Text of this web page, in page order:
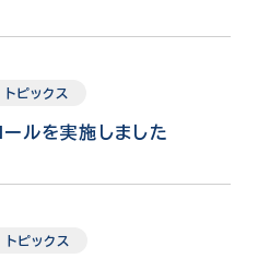
ピックス
ルを実施しました
ピックス